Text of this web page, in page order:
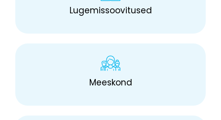
Lugemissoovitused
Meeskond